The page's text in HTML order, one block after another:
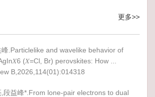
更多>>
峰.Particlelike and wavelike behavior of
(𝑋=Cl, Br) perovskites: How ...
B,2026,114(01):014318
段益峰*.From lone-pair electrons to dual